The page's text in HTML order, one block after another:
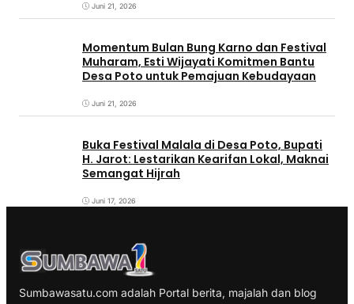
Juni 21, 2026
Momentum Bulan Bung Karno dan Festival
Muharam, Esti Wijayati Komitmen Bantu
Desa Poto untuk Pemajuan Kebudayaan
Juni 21, 2026
Buka Festival Malala di Desa Poto, Bupati
H. Jarot: Lestarikan Kearifan Lokal, Maknai
Semangat Hijrah
Juni 17, 2026
Sumbawasatu.com adalah Portal berita, majalah dan blog